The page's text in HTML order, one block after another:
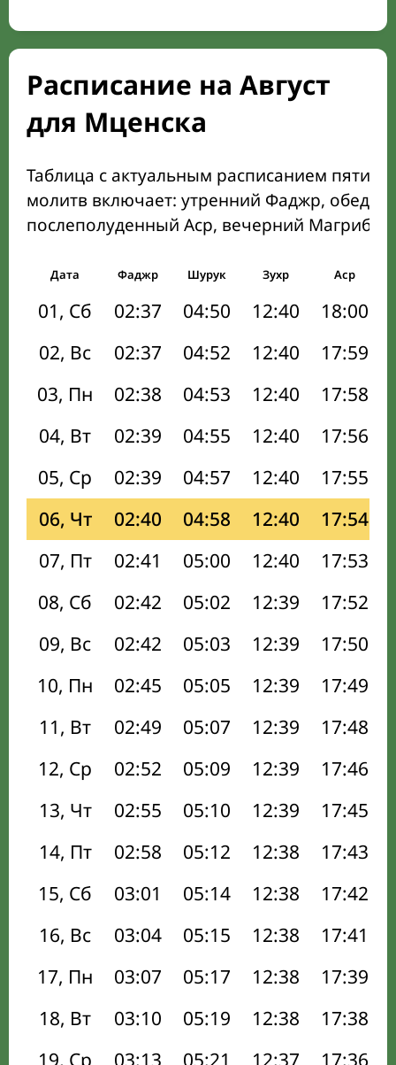
Расписание на Август
для Мценска
Таблица с актуальным расписанием пяти
молитв включает: утренний Фаджр,
послеполуденный Аср, вечерний Магриб
Дата Фаджр Шурук Зухр Аср
01, Сб 02:37 04:50 12:40 18:00
02, Вс
02:37 04:52 12:40 17:59
03, Пн
02:38 04:53 12:40 17:58
04, Вт
02:39 04:55 12:40 17:56
05, Ср
02:39 04:57 12:40 17:55
06, Чт
02:40 04:58 12:40 17:54
07, Пт
02:41 05:00 12:40 17:53
08, Сб
02:42 05:02 12:39 17:52
09, Вс
02:42 05:03 12:39 17:50
10, Пн
02:45 05:05 12:39 17:49
11, Вт
02:49 05:07 12:39 17:48
12, Ср
02:52 05:09 12:39 17:46
13, Чт
02:55 05:10 12:39 17:45
14, Пт
02:58 05:12 12:38 17:43
15, Сб
03:01 05:14 12:38 17:42
16, Вс
03:04 05:15 12:38 17:41
17, Пн
03:07 05:17 12:38 17:39
18, Вт
03:10 05:19 12:38 17:38
19, Ср
03:13 05:21 12:37 17:36